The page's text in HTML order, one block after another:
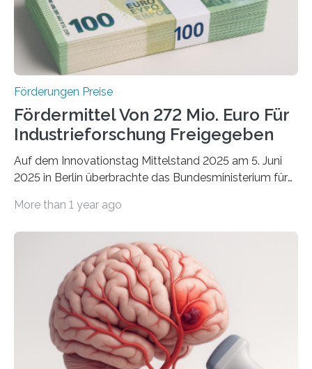
Förderungen Preise
Fördermittel Von 272 Mio. Euro Für
Industrieforschung Freigegeben
Auf dem Innovationstag Mittelstand 2025 am 5. Juni
2025 in Berlin überbrachte das Bundesministerium für
Überplanmäßige Verpflichtungsermächtigungen in
Woche vom Haushaltsausschuss freigegeben – unter
anderem zur Unterstützung der
Industrieforschungsprogramme Industrielle
Gemeinschaftsforschung (IGF), Zentrales
Innovationsprogramm Mittelstand (ZIM) und
Innovationskompetenz INNO-KOM. Auf dem
Innovationstag Mittelstand 2025 am 5. Juni 2025 in
Berlin überbrachte das Bundesministerium für
More than 1 year ago